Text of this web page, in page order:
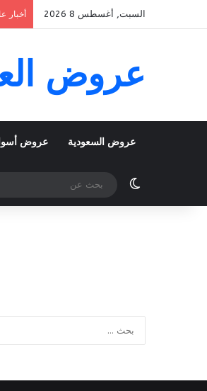
السبت, أغسطس 8 2026 أخبار
عروض
عروض السعودية عروض
الوضع المظلم